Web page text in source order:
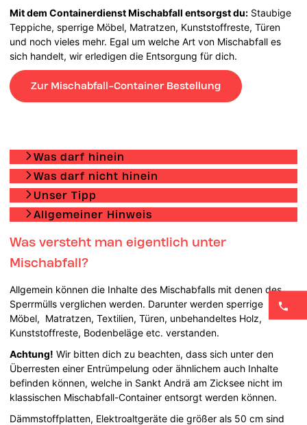
Mit dem Containerdienst Mischabfall entsorgst du: Staubige
Teppiche, sperrige Möbel, Matratzen, Kunststoffreste, Türen
und noch vieles mehr. Egal um welche Art von Mischabfall es
sich handelt, wir erledigen die Entsorgung für dich.
Zur Mischabfall-Container Bestellung
Was darf hinein
Was darf nicht hinein
Unser Tipp
Allgemeiner Hinweis
Was versteht man eigentlich unter
Mischabfall?
Allgemein können die Inhalte des Mischabfalls mit denen des
Sperrmülls verglichen werden. Darunter werden sperrige
Möbel, Matratzen, Textilien, Türen, unbehandeltes Holz,
Kunststoffreste, Bodenbeläge etc. verstanden.
Achtung! Wir bitten dich zu beachten, dass sich unter den
Überresten einer Entrümpelung oder ähnlichem auch Inhalte
befinden können, welche in Sankt Andrä am Zicksee nicht im
klassischen Mischabfall-Container entsorgt werden können.
Dämmstoffplatten, Elektroaltgeräte die größer als 50 cm sind